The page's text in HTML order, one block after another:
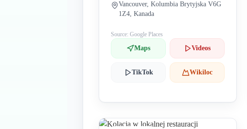
Vancouver, Kolumbia Brytyjska V6G
1Z4, Kanada
Source: Google Places
Maps Videos
TikTok Wikiloc